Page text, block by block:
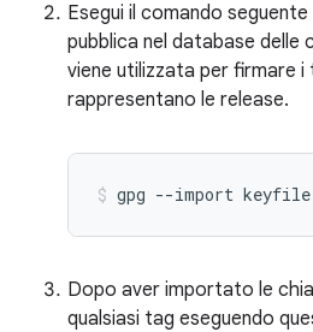
Esegui il comando
pubblica nel database delle
viene utilizzata per firmare
rappresentano le release.
gpg --import
Dopo aver importato le
qualsiasi tag eseguendo